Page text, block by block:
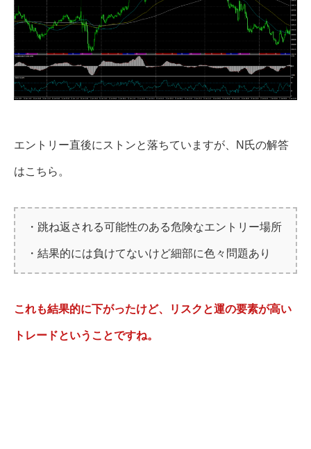
エントリー直後にストンと落ちていますが、N氏の解答
はこちら。
・跳ね返される可能性のある危険なエントリー場所
・結果的には負けてないけど細部に色々問題あり
これも結果的に下がったけど、リスクと運の要素が高い
トレードということですね。